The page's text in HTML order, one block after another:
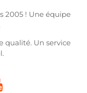
2005 ! Une équipe
qualité. Un service